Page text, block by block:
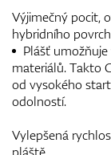
Výjimečný pocit,
hybridního
Plášť
materiálů. Takto
od vysokého
odolností.
Vylepšená
pláště